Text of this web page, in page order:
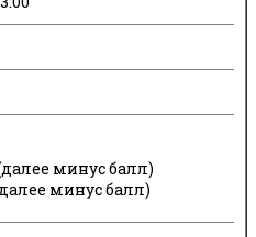
минус балл)
минус балл)